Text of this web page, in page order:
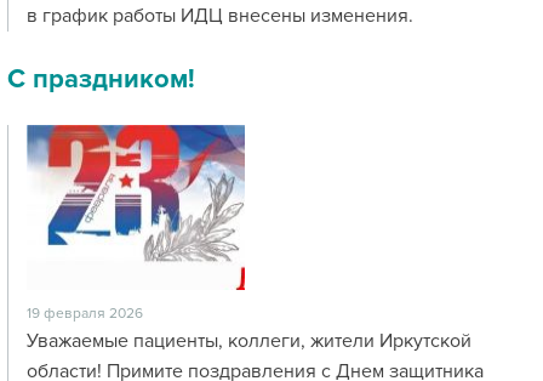
в график работы ИДЦ внесены изменения.
С праздником!
19 февраля 2026
Уважаемые пациенты, коллеги, жители Иркутской
области! Примите поздравления с Днем защитника